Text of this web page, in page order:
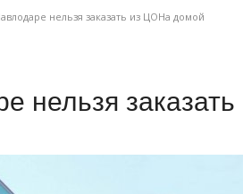
нельзя заказать из ЦОНа домой
нельзя заказать